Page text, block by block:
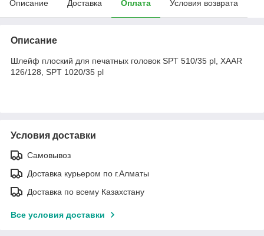
Описание Доставка Оплата Условия возврата
Описание
Шлейф плоский для печатных головок SPT 510/35 pl, XAAR
126/128, SPT 1020/35 pl
Условия доставки
Самовывоз
Доставка курьером по г.Алматы
Доставка по всему Казахстану
Все условия доставки